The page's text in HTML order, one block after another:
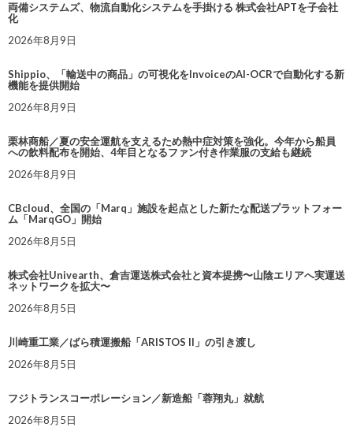
両備システムズ、物流自動化システムを手掛ける 株式会社APTを子会社
化
2026年8月9日
Shippio、「輸送中の商品」の可視化をInvoiceのAI-OCRで自動化する新
機能を提供開始
2026年8月9日
栗林商船／夏の安全運航を支えるため熱中症対策を強化。今年から船員
への飲料配布を開始、4年目となるファン付き作業服の支給も継続
2026年8月9日
CBcloud、全国の「Marq」施設を起点とした新たな配送プラットフォー
ム「MarqGO」開始
2026年8月5日
株式会社Univearth、倉吉運送株式会社と資本提携〜山陰エリアへ実運送
ネットワークを拡大〜
2026年8月5日
川崎重工業／ばら積運搬船「ARISTOS II」の引き渡し
2026年8月5日
フジトランスコーポレーション／新造船「蓉翔丸」就航
2026年8月5日